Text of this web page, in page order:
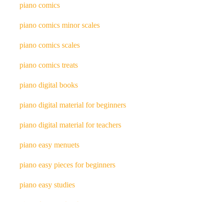
piano comics
piano comics minor scales
piano comics scales
piano comics treats
piano digital books
piano digital material for beginners
piano digital material for teachers
piano easy menuets
piano easy pieces for beginners
piano easy studies